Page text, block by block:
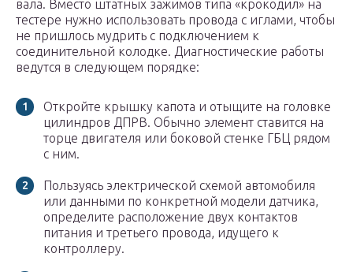
вала. Вместо штатных зажимов типа «крокодил» на
тестере нужно использовать провода с иглами, чтобы
не пришлось мудрить с подключением к
соединительной колодке. Диагностические работы
ведутся в следующем порядке:
Откройте крышку капота и отыщите на головке
цилиндров ДПРВ. Обычно элемент ставится на
торце двигателя или боковой стенке ГБЦ рядом
с ним.
Пользуясь электрической схемой автомобиля
или данными по конкретной модели датчика,
определите расположение двух контактов
питания и третьего провода, идущего к
контроллеру.